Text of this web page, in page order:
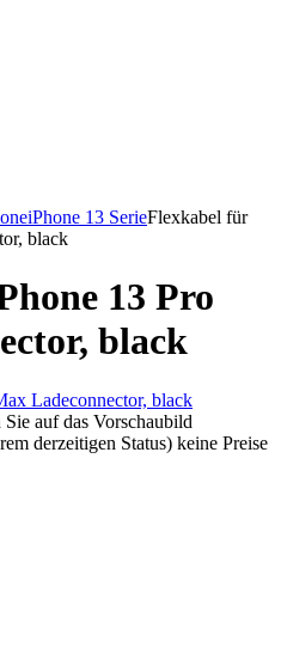
iPhone 13 SerieFlexkabel für
black
13 Pro
black
auf das Vorschaubild
derzeitigen Status) keine Preise